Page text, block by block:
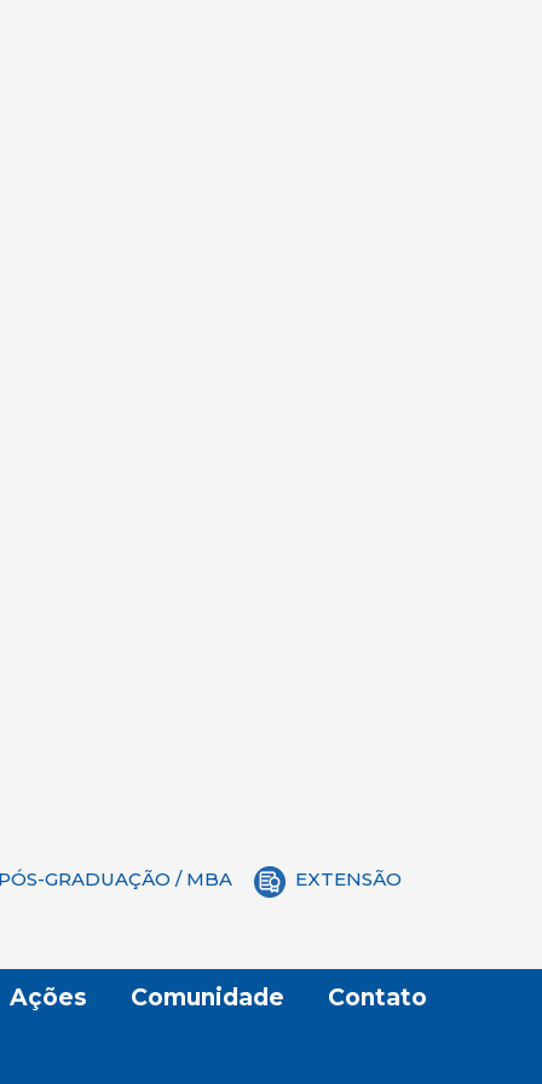
PÓS-GRADUAÇÃO / MBA EXTENSÃO
Ações Comunidade Contato